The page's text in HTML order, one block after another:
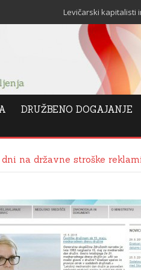
Levičarski kapitalisti imajo
DRUŽBENO DOGAJANJE
na državne stroške